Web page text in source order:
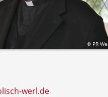
© PR
werl.de